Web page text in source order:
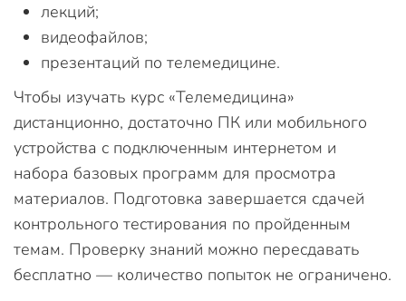
лекций;
видеофайлов;
презентаций по телемедицине.
Чтобы изучать курс «Телемедицина»
дистанционно, достаточно ПК или мобильного
устройства с подключенным интернетом и
набора базовых программ для просмотра
материалов. Подготовка завершается сдачей
контрольного тестирования по пройденным
темам. Проверку знаний можно пересдавать
бесплатно — количество попыток не ограничено.